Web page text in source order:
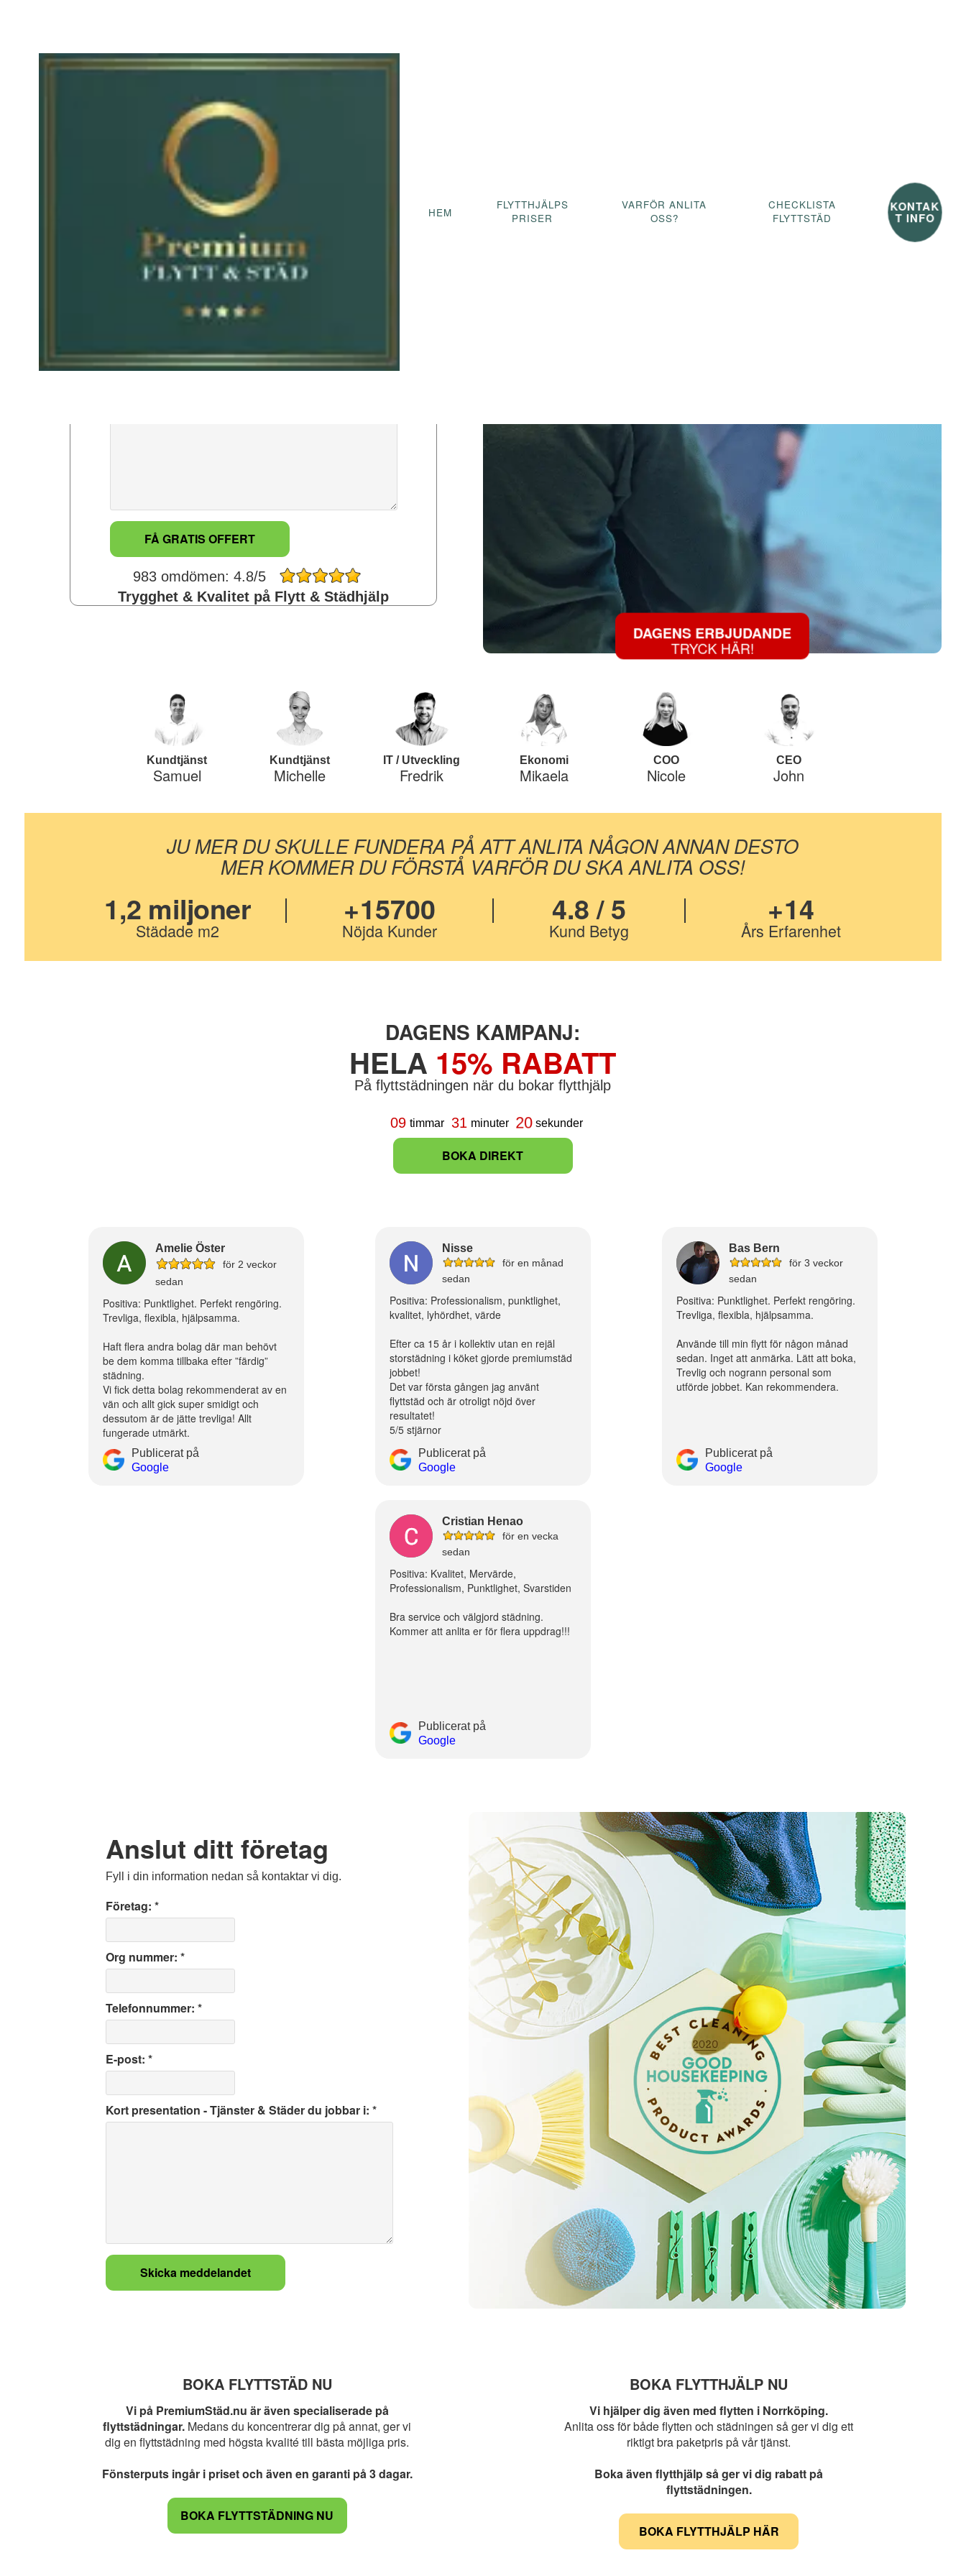
HEM
FLYTTHJÄLPS
PRISER
VARFÖR ANLITA
OSS?
CHECKLISTA
FLYTTSTÄD
KONTAK
T INFO
Vill du samarbeta
med oss?
E-post: *
Meddelande: *
983 omdömen: 4.8/5
Trygghet & Kvalitet på Flytt & Städhjälp
DAGENS ERBJUDANDE
TRYCK HÄR!
Kundtjänst
Samuel
Kundtjänst
Michelle
IT / Utveckling
Fredrik
Ekonomi
Mikaela
COO
Nicole
CEO
John
JU MER DU SKULLE FUNDERA PÅ ATT ANLITA NÅGON ANNAN DESTO
MER KOMMER DU FÖRSTÅ VARFÖR DU SKA ANLITA OSS!
1,2 miljoner
Städade m2
+15700
Nöjda Kunder
4.8 / 5
Kund Betyg
+14
Års Erfarenhet
DAGENS KAMPANJ:
HELA 15% RABATT
På flyttstädningen när du bokar flytthjälp
09 timmar 31 minuter 19 sekunder
BOKA DIREKT
Amelie Öster
för 2 veckor
sedan
Positiva: Punktlighet. Perfekt rengöring.
Trevliga, flexibla, hjälpsamma.
Haft flera andra bolag där man behövt
be dem komma tillbaka efter ”färdig”
städning.
Vi fick detta bolag rekommenderat av en
vän och allt gick super smidigt och
dessutom är de jätte trevliga! Allt
fungerade utmärkt.
Publicerat på
Google
Nisse
för en månad
sedan
Positiva: Professionalism, punktlighet,
kvalitet, lyhördhet, värde
Efter ca 15 år i kollektiv utan en rejäl
storstädning i köket gjorde premiumstäd
jobbet!
Det var första gången jag använt
flyttstäd och är otroligt nöjd över
resultatet!
5/5 stjärnor
Publicerat på
Google
Bas Bern
för 3 veckor
sedan
Positiva: Punktlighet. Perfekt rengöring.
Trevliga, flexibla, hjälpsamma.
Använde till min flytt för någon månad
sedan. Inget att anmärka. Lätt att boka,
Trevlig och nogrann personal som
utförde jobbet. Kan rekommendera.
Publicerat på
Google
Cristian Henao
för en vecka
sedan
Positiva: Kvalitet, Mervärde,
Professionalism, Punktlighet, Svarstiden
Bra service och välgjord städning.
Kommer att anlita er för flera uppdrag!!!
Publicerat på
Google
Anslut ditt företag
Fyll i din information nedan så kontaktar vi dig.
Företag: *
Org nummer: *
Telefonnummer: *
E-post: *
Kort presentation - Tjänster & Städer du jobbar i: *
BOKA FLYTTSTÄD NU
Vi på PremiumStäd.nu är även specialiserade på
flyttstädningar. Medans du koncentrerar dig på annat, ger vi
dig en flyttstädning med högsta kvalité till bästa möjliga pris.
Fönsterputs ingår i priset och även en garanti på 3 dagar.
BOKA FLYTTSTÄDNING NU
BOKA FLYTTHJÄLP NU
Vi hjälper dig även med flytten i Norrköping.
Anlita oss för både flytten och städningen så ger vi dig ett
riktigt bra paketpris på vår tjänst.
Boka även flytthjälp så ger vi dig rabatt på
flyttstädningen.
BOKA FLYTTHJÄLP HÄR